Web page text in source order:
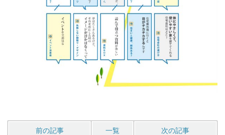
前の記事 一覧 次の記事